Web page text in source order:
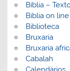
Bíblia –
Biblia on line
Biblioteca
Bruxaria
Bruxaria
Cabalah